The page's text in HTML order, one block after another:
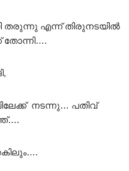
തരുന്നു എന്ന് തിരുനടയിൽ
നടന്നു… പതിവ്